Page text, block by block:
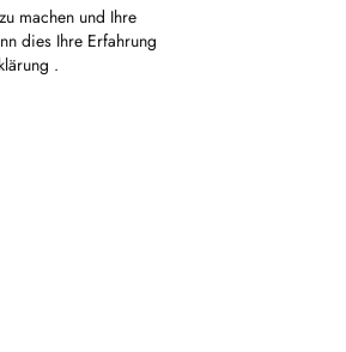
machen und Ihre
dies Ihre Erfahrung
.